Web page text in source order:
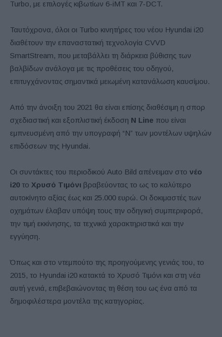
Turbo, με επιλογές κιβωτίων 6-iMT και 7-DCT.
Ταυτόχρονα, όλοι οι Turbo κινητήρες του νέου Hyundai i20
διαθέτουν την επαναστατική τεχνολογία CVVD
SmartStream, που μεταβάλλει τη διάρκεια βύθισης των
βαλβίδων ανάλογα με τις προθέσεις του οδηγού,
επιτυγχάνοντας σημαντικά μειωμένη κατανάλωση καυσίμου.
Από την άνοιξη του 2021 θα είναι επίσης διαθέσιμη η σπορ
σχεδιαστική και εξοπλιστική έκδοση N Line που είναι
εμπνευσμένη από την υπογραφή “N” των μοντέλων υψηλών
επιδόσεων της Hyundai.
Οι συντάκτες του περιοδικού Auto Bild απένειμαν στο νέο
i20 το Χρυσό Τιμόνι βραβεύοντας το ως το καλύτερο
αυτοκίνητο αξίας έως και 25.000 ευρώ. Οι δοκιμαστές των
οχημάτων έλαβαν υπόψη τους την οδηγική συμπεριφορά,
την τιμή εκκίνησης, τα τεχνικά χαρακτηριστικά και την
εγγύηση.
Όπως και στο ντεμπούτο της προηγούμενης γενιάς του, το
2015, το Hyundai i20 κατακτά το Χρυσό Τιμόνι και στη νέα
αυτή γενιά, επιβεβαιώνοντας τη θέση του ως ένα από τα
δημοφιλέστερα μοντέλα της κατηγορίας.